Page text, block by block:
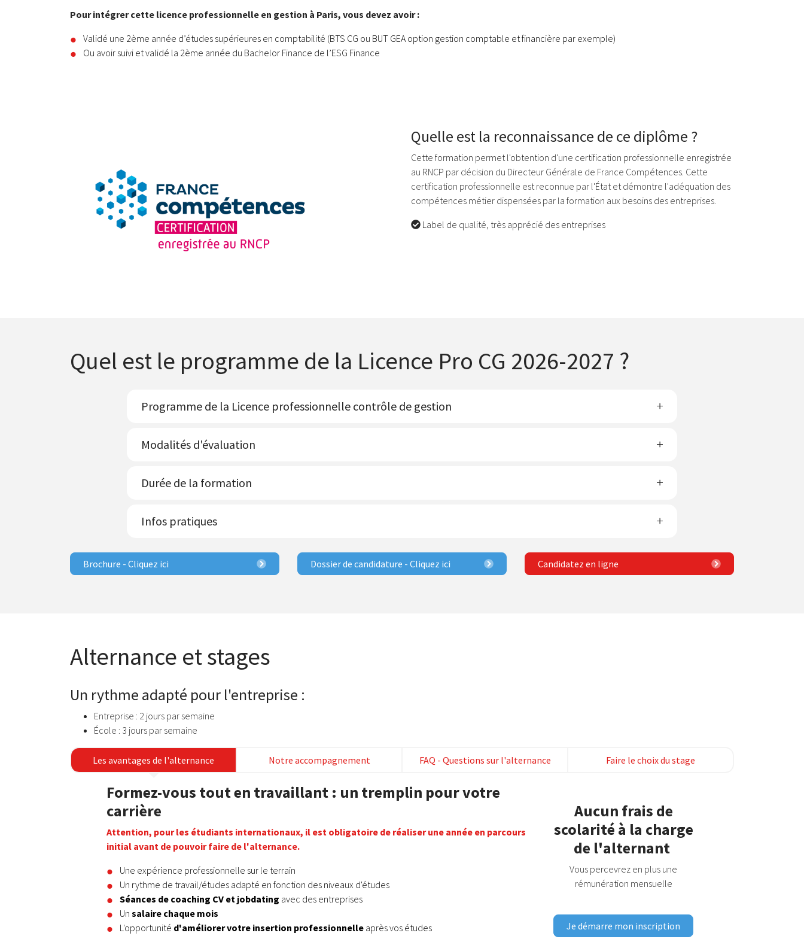
Pour intégrer cette licence professionnelle en gestion à Paris, vous devez avoir :
Validé une 2ème année d’études supérieures en comptabilité (BTS CG ou BUT GEA option gestion comptable et financière par exemple)
Ou avoir suivi et validé la 2ème année du Bachelor Finance de l’ESG Finance
Quelle est la reconnaissance de ce diplôme ?
Cette formation permet l'obtention d'une certification professionnelle enregistrée
au RNCP par décision du Directeur Générale de France Compétences. Cette
certification professionnelle est reconnue par l'État et démontre l'adéquation des
compétences métier dispensées par la formation aux besoins des entreprises.
Label de qualité, très apprécié des entreprises
Quel est le programme de la Licence Pro CG 2026-2027 ?
Programme de la Licence professionnelle contrôle de gestion
Modalités d'évaluation
Durée de la formation
Infos pratiques
Brochure - Cliquez ici Dossier de candidature - Cliquez ici Candidatez en ligne
Alternance et stages
Un rythme adapté pour l'entreprise :
Entreprise : 2 jours par semaine
École : 3 jours par semaine
Les avantages de l'alternance Notre accompagnement FAQ - Questions sur l'alternance Faire le choix du stage
Formez-vous tout en travaillant : un tremplin pour votre
carrière
Attention, pour les étudiants internationaux, il est obligatoire de réaliser une année en parcours
initial avant de pouvoir faire de l'alternance.
Une expérience professionnelle sur le terrain
Un rythme de travail/études adapté en fonction des niveaux d'études
Séances de coaching CV et jobdating avec des entreprises
Unsalaire chaque mois
L'opportunité d'améliorer votre insertion professionnelle après vos études
Aucun frais de
scolarité à la charge
de l'alternant
Vous percevrez en plus une
rémunération mensuelle
Je démarre mon inscription